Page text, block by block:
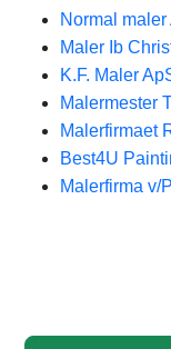
Normal maler
Maler Ib
K.F. Maler
Malermester
Malerfirmaet
Best4U
Malerfirma v/